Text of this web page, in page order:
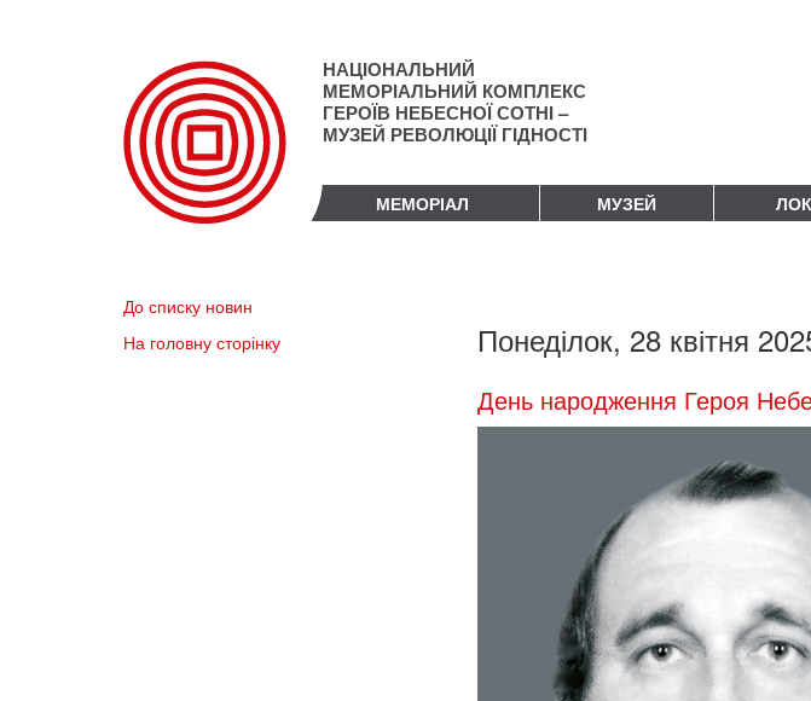
НАЦІОНАЛЬНИЙ
МЕМОРІАЛЬНИЙ КОМПЛЕКС
ГЕРОЇВ НЕБЕСНОЇ СОТНІ –
МУЗЕЙ РЕВОЛЮЦІЇ ГІДНОСТІ
МЕМОРІАЛ МУЗЕЙ
До списку новин
На головну сторінку
Понеділок, 28 квітня
День народження Героя